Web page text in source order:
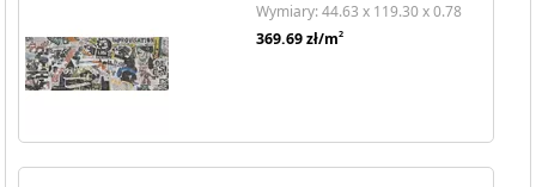
Wymiary: 44.63 x 119.30 x 0.78
369.69zł/m2